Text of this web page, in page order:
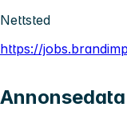
Nettsted
https://
Annonsedata